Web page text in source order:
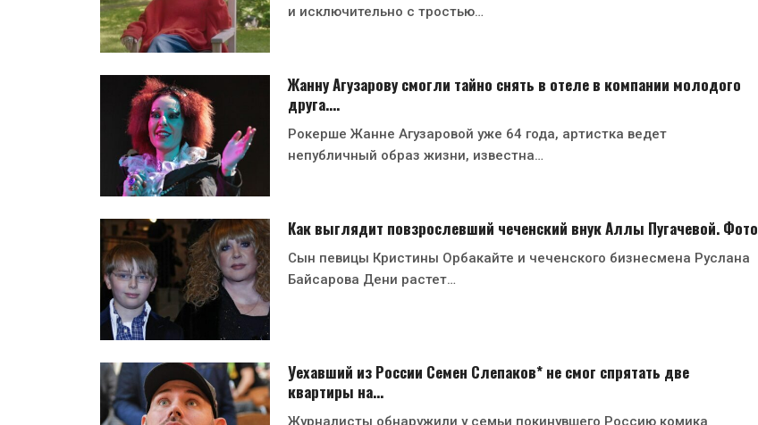
и исключительно с тростью…
Жанну Агузарову смогли тайно снять в отеле в компании молодого
друга.…
Рокерше Жанне Агузаровой уже 64 года, артистка ведет
непубличный образ жизни, известна…
Как выглядит повзрослевший чеченский внук Аллы Пугачевой. Фото
Сын певицы Кристины Орбакайте и чеченского бизнесмена Руслана
Байсарова Дени растет…
Уехавший из России Семен Слепаков* не смог спрятать две
квартиры на…
Журналисты обнаружили у семьи покинувшего Россию комика